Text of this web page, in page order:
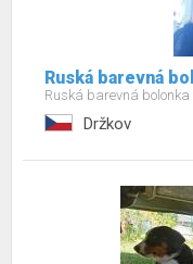
Ruská barevná
Ruská barevná bolonka
Držkov